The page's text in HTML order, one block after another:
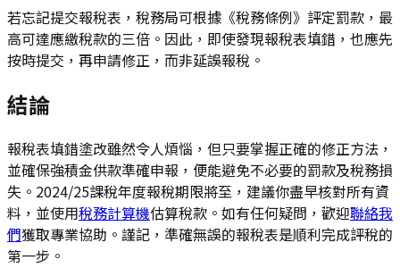
若忘記提交報稅表，稅務局可根據《稅務條例》評定罰款，最
高可達應繳稅款的三倍。因此，即使發現報稅表填錯，也應先
按時提交，再申請修正，而非延誤報稅。
結論
報稅表填錯塗改雖然令人煩惱，但只要掌握正確的修正方法，
並確保強積金供款準確申報，便能避免不必要的罰款及稅務損
失。2024/25課稅年度報稅期限將至，建議你盡早核對所有資
料，並使用稅務計算機估算稅款。如有任何疑問，歡迎聯絡我
們獲取專業協助。謹記，準確無誤的報稅表是順利完成評稅的
第一步。